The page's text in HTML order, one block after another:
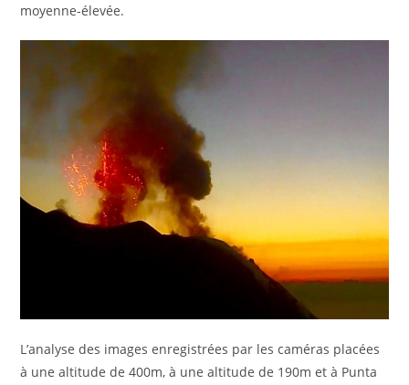
moyenne-élevée.
L’analyse des images enregistrées par les caméras placées
à une altitude de 400m, à une altitude de 190m et à Punta